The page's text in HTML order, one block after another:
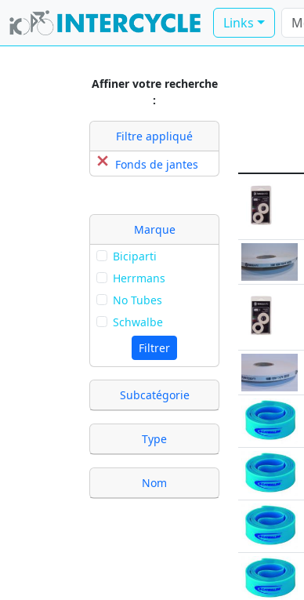
Links
Affiner votre recherche
:
Filtre appliqué
Fonds de jantes
Marque
Biciparti
Herrmans
No Tubes
Schwalbe
Filtrer
Subcatégorie
Type
Nom